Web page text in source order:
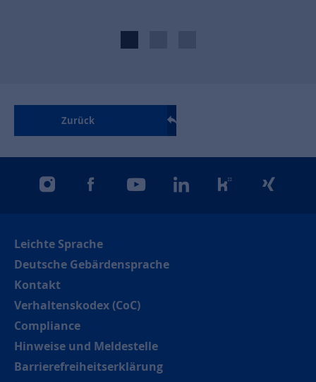
Zurück
instagramfacebookyoutubelinkedinkununuxing
Leichte Sprache
Deutsche Gebärdensprache
Kontakt
Verhaltenskodex (CoC)
Compliance
Hinweise und Meldestelle
Barrierefreiheitserklärung